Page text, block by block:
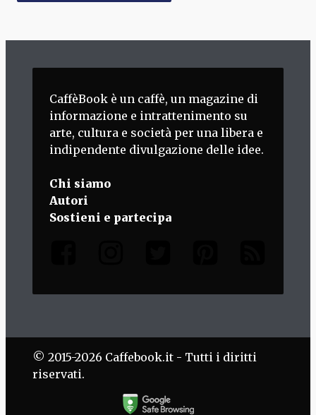
CaffèBook è un caffè, un magazine di
informazione e intrattenimento su
arte, cultura e società per una libera e
indipendente divulgazione delle idee.
Chi siamo
Autori
Sostieni e partecipa
© 2015-2026 Caffebook.it - Tutti i diritti
riservati.